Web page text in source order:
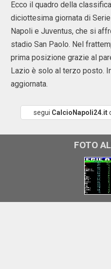
Ecco il quadro della
diciottesima giornata di
Napoli e Juventus, che si
stadio San Paolo. Nel
prima posizione grazie al
Lazio è solo al terzo posto.
aggiornata.
segui CalcioNapoli24.it
FOTO